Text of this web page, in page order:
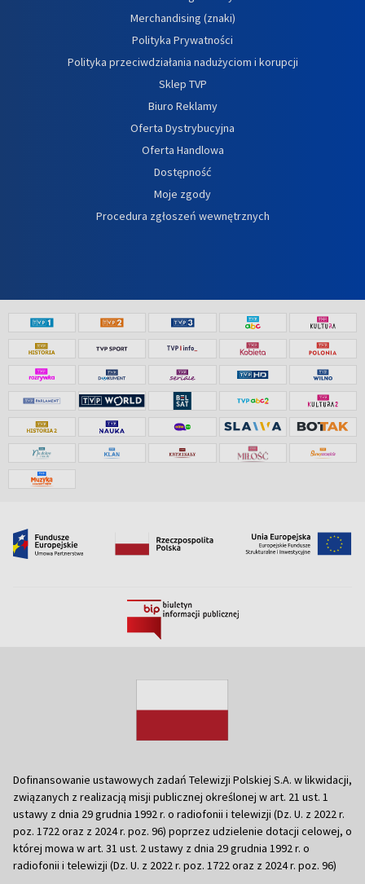
Merchandising (znaki)
Polityka Prywatności
Polityka przeciwdziałania nadużyciom i korupcji
Sklep TVP
Biuro Reklamy
Oferta Dystrybucyjna
Oferta Handlowa
Dostępność
Moje zgody
Procedura zgłoszeń wewnętrznych
Dofinansowanie ustawowych zadań Telewizji Polskiej S.A. w likwidacji,
związanych z realizacją misji publicznej określonej w art. 21 ust. 1
ustawy z dnia 29 grudnia 1992 r. o radiofonii i telewizji (Dz. U. z 2022 r.
poz. 1722 oraz z 2024 r. poz. 96) poprzez udzielenie dotacji celowej, o
której mowa w art. 31 ust. 2 ustawy z dnia 29 grudnia 1992 r. o
radiofonii i telewizji (Dz. U. z 2022 r. poz. 1722 oraz z 2024 r. poz. 96)